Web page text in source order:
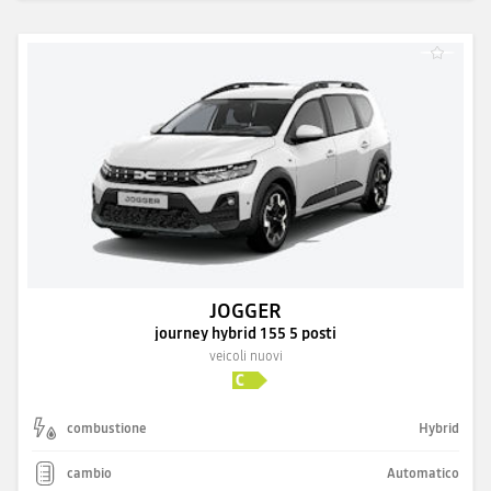
JOGGER
journey hybrid 155 5 posti
veicoli nuovi
combustione Hybrid
cambio Automatico